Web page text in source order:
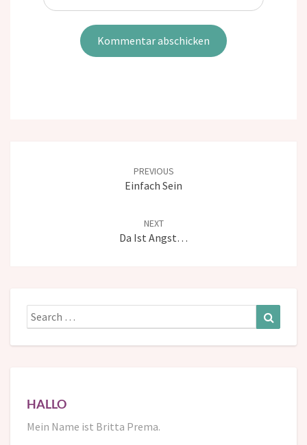
PREVIOUS
Einfach Sein
NEXT
Da Ist Angst…
Search
for:
HALLO
Mein Name ist Britta Prema.